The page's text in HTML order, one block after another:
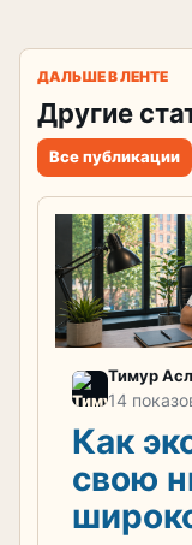
ДАЛЬШЕ В ЛЕНТЕ
Другие
Все публикации
Тимур
14
Как
свою